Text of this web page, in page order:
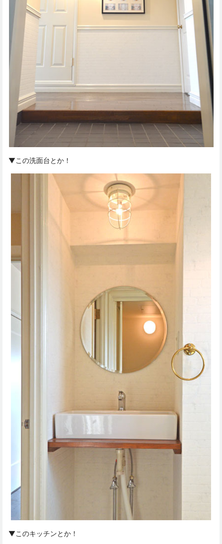
▼この洗面台とか！
▼このキッチンとか！